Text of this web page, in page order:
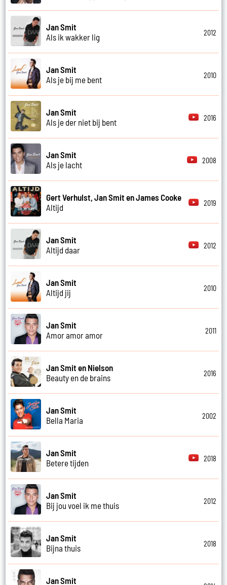
Jan Smit
Als ik wakker lig
2012
Jan Smit
Als je bij me bent
2010
Jan Smit
Als je der niet bij bent
2016
Jan Smit
Als je lacht
2008
Gert Verhulst, Jan Smit en James Cooke
Altijd
2019
Jan Smit
Altijd daar
2012
Jan Smit
Altijd jij
2010
Jan Smit
Amor amor amor
2011
Jan Smit en Nielson
Beauty en de brains
2016
Jan Smit
Bella Maria
2002
Jan Smit
Betere tijden
2018
Jan Smit
Bij jou voel ik me thuis
2012
Jan Smit
Bijna thuis
2018
Jan Smit